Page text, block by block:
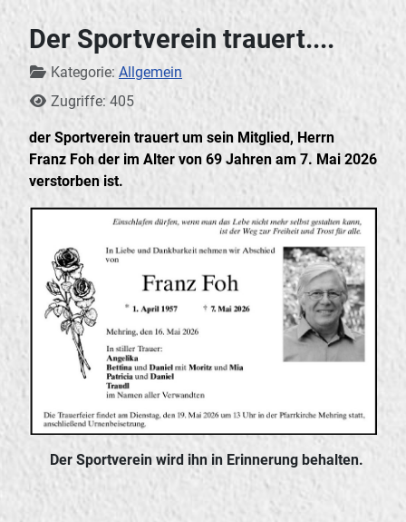
Der Sportverein trauert....
DetailsKategorie: Allgemein
Zugriffe: 405
der Sportverein trauert um sein Mitglied, Herrn
Franz Foh der im Alter von 69 Jahren am 7. Mai 2026
verstorben ist.
Der Sportverein wird ihn in Erinnerung behalten.